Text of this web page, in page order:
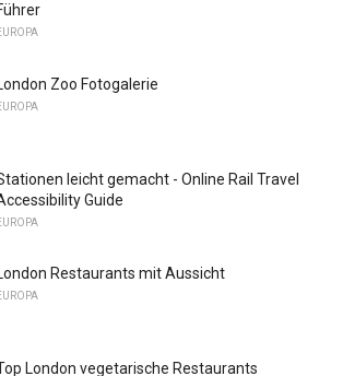
Zoo Fotogalerie
leicht gemacht - Online Rail Travel
Guide
Restaurants mit Aussicht
London vegetarische Restaurants